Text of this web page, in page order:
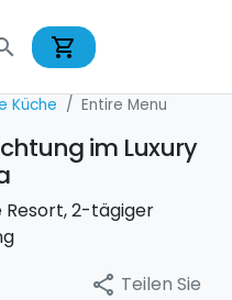
shopping_cart
Küche Entire Menu
im Luxury
Resort, 2-tägiger
share Teilen Sie